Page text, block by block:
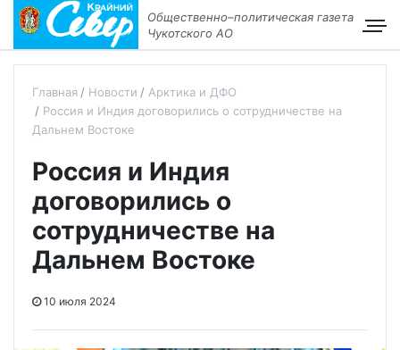
Общественно–политическая газета
Чукотского АО
Главная Новости
Арктика и ДФО
Россия и Индия договорились о сотрудничестве на
Дальнем Востоке
Россия и Индия
договорились о
сотрудничестве на
Дальнем Востоке
10 июля 2024